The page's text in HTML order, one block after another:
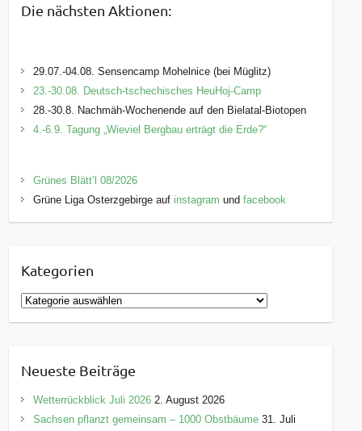
Die nächsten Aktionen:
29.07.-04.08. Sensencamp Mohelnice (bei Müglitz)
23.-30.08. Deutsch-tschechisches HeuHoj-Camp
28.-30.8. Nachmäh-Wochenende auf den Bielatal-Biotopen
4.-6.9. Tagung „Wieviel Bergbau erträgt die Erde?“
Grünes Blätt’l 08/2026
Grüne Liga Osterzgebirge auf instagram undfacebook
Kategorien
K
a
g
o
r
Neueste Beiträge
Wetterrückblick Juli 2026 2. August 2026
Sachsen pflanzt gemeinsam – 1000 Obstbäume 31. Juli